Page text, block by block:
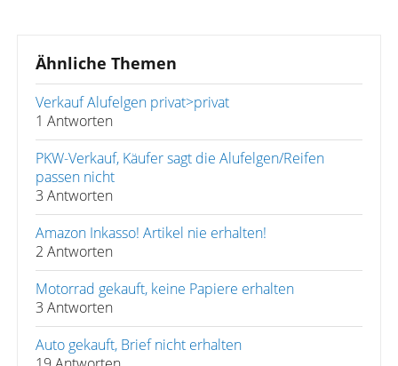
Ähnliche Themen
Verkauf Alufelgen privat>privat
1 Antworten
PKW-Verkauf, Käufer sagt die Alufelgen/Reifen
passen nicht
3 Antworten
Amazon Inkasso! Artikel nie erhalten!
2 Antworten
Motorrad gekauft, keine Papiere erhalten
3 Antworten
Auto gekauft, Brief nicht erhalten